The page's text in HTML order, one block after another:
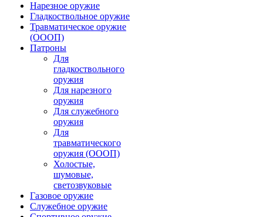
Нарезное оружие
Гладкоствольное оружие
Травматическое оружие
(ОООП)
Патроны
Для
гладкоствольного
оружия
Для нарезного
оружия
Для служебного
оружия
Для
травматического
оружия (ОООП)
Холостые,
шумовые,
светозвуковые
Газовое оружие
Служебное оружие